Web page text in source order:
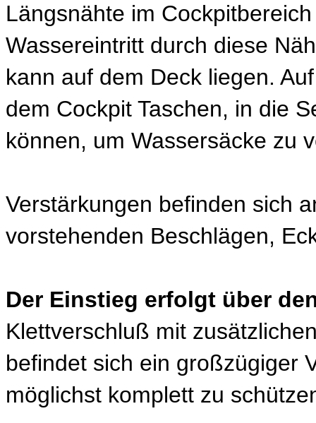
Längsnähte im
Wassereintritt durch diese
kann auf dem Deck liegen.
dem Cockpit Taschen, in die
können, um Wassersäcke zu
Verstärkungen befinden sich
vorstehenden Beschlägen,
Der Einstieg erfolgt über
Klettverschluß mit
befindet sich ein großzügiger
möglichst komplett zu